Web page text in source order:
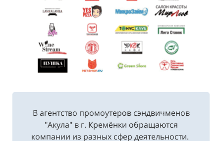
В агентство промоутеров сэндвичменов
"Акула" в г. Кремёнки обращаются
компании из разных сфер деятельности.